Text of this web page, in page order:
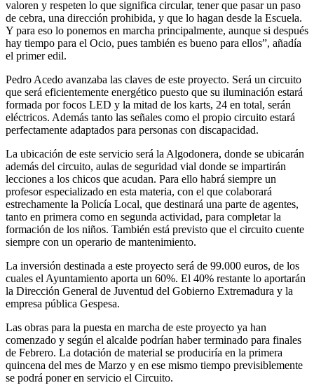
valoren y respeten lo que significa circular, tener que pasar un paso
de cebra, una dirección prohibida, y que lo hagan desde la Escuela.
Y para eso lo ponemos en marcha principalmente, aunque si después
hay tiempo para el Ocio, pues también es bueno para ellos”, añadía
el primer edil.
Pedro Acedo avanzaba las claves de este proyecto. Será un circuito
que será eficientemente energético puesto que su iluminación estará
formada por focos LED y la mitad de los karts, 24 en total, serán
eléctricos. Además tanto las señales como el propio circuito estará
perfectamente adaptados para personas con discapacidad.
La ubicación de este servicio será la Algodonera, donde se ubicarán
además del circuito, aulas de seguridad vial donde se impartirán
lecciones a los chicos que acudan. Para ello habrá siempre un
profesor especializado en esta materia, con el que colaborará
estrechamente la Policía Local, que destinará una parte de agentes,
tanto en primera como en segunda actividad, para completar la
formación de los niños. También está previsto que el circuito cuente
siempre con un operario de mantenimiento.
La inversión destinada a este proyecto será de 99.000 euros, de los
cuales el Ayuntamiento aporta un 60%. El 40% restante lo aportarán
la Dirección General de Juventud del Gobierno Extremadura y la
empresa pública Gespesa.
Las obras para la puesta en marcha de este proyecto ya han
comenzado y según el alcalde podrían haber terminado para finales
de Febrero. La dotación de material se produciría en la primera
quincena del mes de Marzo y en ese mismo tiempo previsiblemente
se podrá poner en servicio el Circuito.